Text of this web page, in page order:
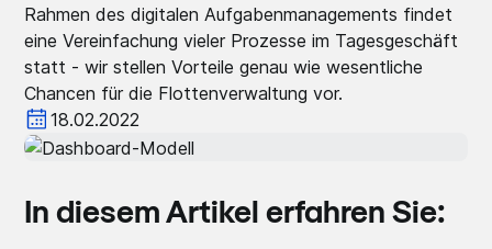
Rahmen des digitalen Aufgabenmanagements findet
eine Vereinfachung vieler Prozesse im Tagesgeschäft
statt - wir stellen Vorteile genau wie wesentliche
Chancen für die Flottenverwaltung vor.
18.02.2022
In diesem Artikel erfahren Sie: